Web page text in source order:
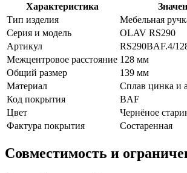
Характеристика
Тип изделия
Мебельная
Серия и модель
OLAV RS290
Артикул
RS290BAF.4/
Межцентровое расстояние 128 мм
Общий размер
139 мм
Материал
Сплав цинка и
Код покрытия
BAF
Цвет
Чернёное
Фактура покрытия
Состаренная
Совместимость и